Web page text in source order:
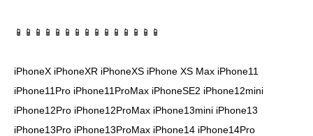
📱📱📱📱📱📱📱📱📱📱📱📱📱📱📱
iPhoneX iPhoneXR iPhoneXS iPhone XS Max iPhone11
iPhone11Pro iPhone11ProMax iPhoneSE2 iPhone12mini
iPhone12Pro iPhone12ProMax iPhone13mini iPhone13
iPhone13Pro iPhone13ProMax iPhone14 iPhone14Pro